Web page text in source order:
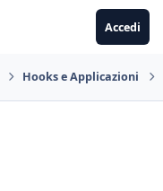
Accedi
Hooks e Applicazioni